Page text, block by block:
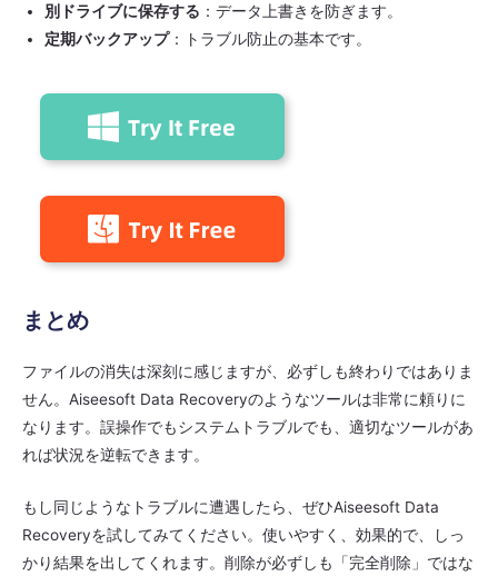
別ドライブに保存する ：データ上書きを防ぎます。
定期バックアップ：トラブル防止の基本です。
まとめ
ファイルの消失は深刻に感じますが、必ずしも終わりではありま
せん。Aiseesoft Data Recoveryのようなツールは非常に頼りに
なります。誤操作でもシステムトラブルでも、適切なツールがあ
れば状況を逆転できます。
もし同じようなトラブルに遭遇したら、ぜひAiseesoft Data
Recoveryを試してみてください。使いやすく、効果的で、しっ
かり結果を出してくれます。削除が必ずしも「完全削除」ではな